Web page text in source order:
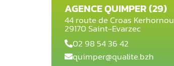
AGENCE QUIMPER (29)
44 route de Croas Kerhornou
29170 Saint-Evarzec
02 98 54 36 42
quimper@qualite.bzh